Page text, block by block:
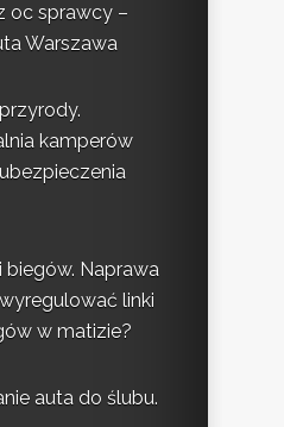
oc sprawcy –
Warszawa
kamperów
biegów. Naprawa
linki
w matizie?
auta do ślubu.